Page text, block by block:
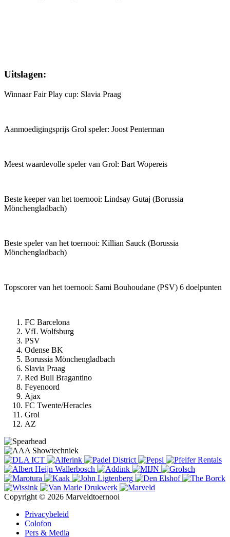
Uitslagen:
Winnaar Fair Play cup: Slavia Praag
Aanmoedigingsprijs Grol speler: Joost Penterman
Meest waardevolle speler van Grol: Bart Wopereis
Beste keeper van het toernooi: Lindsay Gutaj (Borussia
Mönchengladbach)
Beste speler van het toernooi: Killian Sauck (Borussia
Mönchengladbach)
Topscorer van het toernooi: Sami Bouhoudane (PSV) 6 doelpunten
FC Barcelona
VfL Wolfsburg
PSV
Odense BK
Borussia Mönchengladbach
Slavia Praag
Red Bull Bragantino
Feyenoord
Ajax
FC Twente/Heracles
Grol
AZ
Copyright © 2026 Marveldtoernooi
Privacybeleid
Colofon
Pers & Media